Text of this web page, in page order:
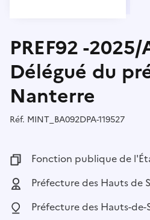
PREF92 -
Délégué du
Nanterre
Réf. Référence :
MINT_BA092DPA-119527
Fonction publique :
Fonction publique de
Employeur :
Préfecture des Hauts de
Localisation :
Préfecture des Hauts-de-